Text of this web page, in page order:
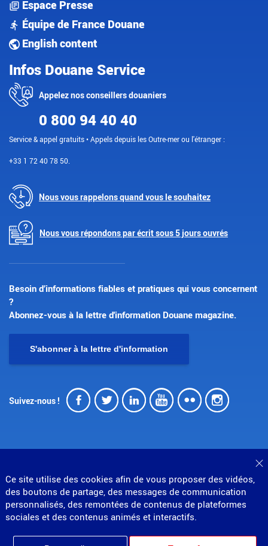
Ce site utilise des cookies afin de vous proposer des vidéos,
des boutons de partage, des messages de communication
personnalisés, des remontées de contenus de plateformes
sociales et des contenus animés et interactifs.
Espace Presse
Équipe de France Douane
English content
Infos Douane Service
Appelez nos conseillers douaniers
0 800 94 40 40
Service & appel gratuits • Appels depuis les Outre-mer ou l'étranger :
+33 1 72 40 78 50.
Nous vous rappelons quand vous le souhaitez
Nous vous répondons par écrit sous 5 jours ouvrés
Besoin d’informations fiables et pratiques qui vous concernent
?
Abonnez-vous à la lettre d'information Douane magazine.
S'abonner à la lettre d'information
Suivez-nous ! Facebook
Twitter
LinkedIn
Youtube
Flickr
© Direction générale des douanes et droits indirects
MENU
PIED
Mentions légales
Données personnelles
Gestion des cookies
Accessibilité : partiellement conforme
Plan du site